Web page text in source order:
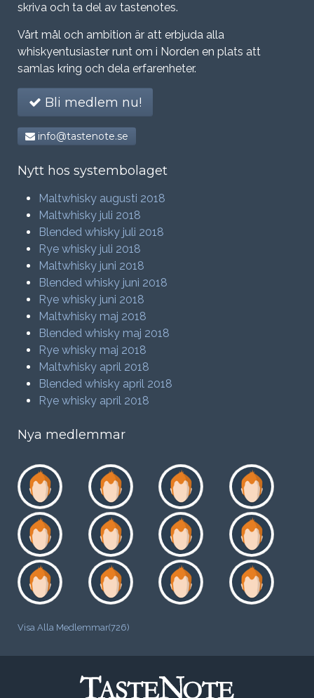
skriva och ta del av tastenotes.
Vårt mål och ambition är att erbjuda alla
whiskyentusiaster runt om i Norden en plats att
samlas kring och dela erfarenheter.
Bli medlem nu!
info@tastenote.se
Nytt hos systembolaget
Maltwhisky augusti 2018
Maltwhisky juli 2018
Blended whisky juli 2018
Rye whisky juli 2018
Maltwhisky juni 2018
Blended whisky juni 2018
Rye whisky juni 2018
Maltwhisky maj 2018
Blended whisky maj 2018
Rye whisky maj 2018
Maltwhisky april 2018
Blended whisky april 2018
Rye whisky april 2018
Nya medlemmar
Visa Alla Medlemmar(726)